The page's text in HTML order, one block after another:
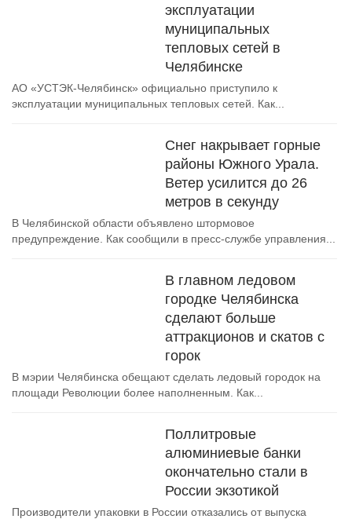
эксплуатации
муниципальных
тепловых сетей в
Челябинске
АО «УСТЭК-Челябинск» официально приступило к
эксплуатации муниципальных тепловых сетей. Как...
Снег накрывает горные
районы Южного Урала.
Ветер усилится до 26
метров в секунду
В Челябинской области объявлено штормовое
предупреждение. Как сообщили в пресс-службе управления...
В главном ледовом
городке Челябинска
сделают больше
аттракционов и скатов с
горок
В мэрии Челябинска обещают сделать ледовый городок на
площади Революции более наполненным. Как...
Поллитровые
алюминиевые банки
окончательно стали в
России экзотикой
Производители упаковки в России отказались от выпуска